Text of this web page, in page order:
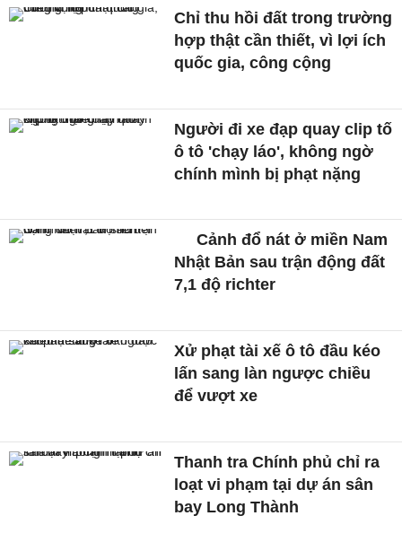
Chỉ thu hồi đất trong trường
hợp thật cần thiết, vì lợi ích
quốc gia, công cộng
Người đi xe đạp quay clip tố
ô tô 'chạy láo', không ngờ
chính mình bị phạt nặng
Cảnh đổ nát ở miền Nam
Nhật Bản sau trận động đất
7,1 độ richter
Xử phạt tài xế ô tô đầu kéo
lấn sang làn ngược chiều
để vượt xe
Thanh tra Chính phủ chỉ ra
loạt vi phạm tại dự án sân
bay Long Thành